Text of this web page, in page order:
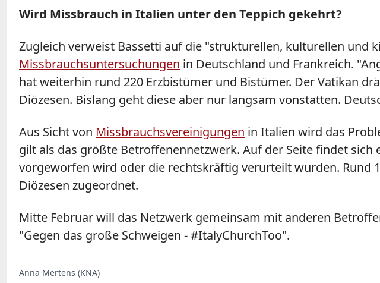
Wird Missbrauch in Italien unter den Teppich gekehrt?
Zugleich verweist Bassetti auf die "strukturellen, kulturellen und
Missbrauchsuntersuchungen in Deutschland und Frankreich.
hat weiterhin rund 220 Erzbistümer und Bistümer. Der Vatikan
Diözesen. Bislang geht diese aber nur langsam vonstatten.
Aus Sicht von Missbrauchsvereinigungen in Italien wird das
gilt als das größte Betroffenennetzwerk. Auf der Seite findet
vorgeworfen wird oder die rechtskräftig verurteilt wurden. Rund
Diözesen zugeordnet.
Mitte Februar will das Netzwerk gemeinsam mit anderen
"Gegen das große Schweigen - #ItalyChurchToo".
Anna Mertens (KNA)